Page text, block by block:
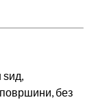
ѕид,
без